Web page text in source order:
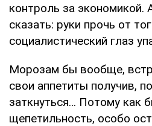
контроль за экономикой.
сказать: руки прочь от
социалистический глаз
Морозам бы вообще,
свои аппетиты получив,
заткнуться… Потому как
щепетильность, особо